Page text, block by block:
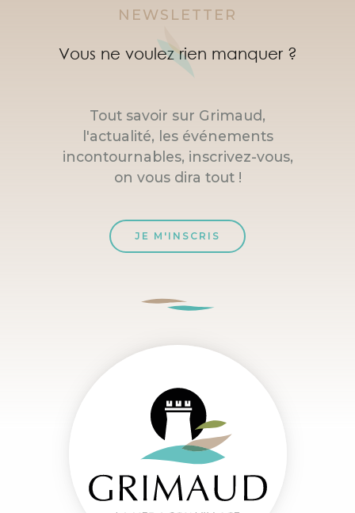
NEWSLETTER
Vous ne voulez rien manquer ?
Tout savoir sur Grimaud,
l'actualité, les événements
incontournables, inscrivez-vous,
on vous dira tout !
JE M'INSCRIS